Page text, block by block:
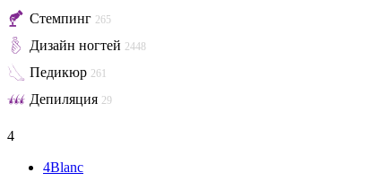
Стемпинг 265
Дизайн ногтей 2448
Педикюр 261
Депиляция 29
4
4Blanc